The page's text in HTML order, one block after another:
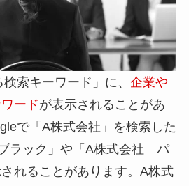
索キーワード」に、 企業や
ードが表示されることがあ
で「A株式会社」を検索した
ラック」や「A株式会社 パ
れることがあります。A株式